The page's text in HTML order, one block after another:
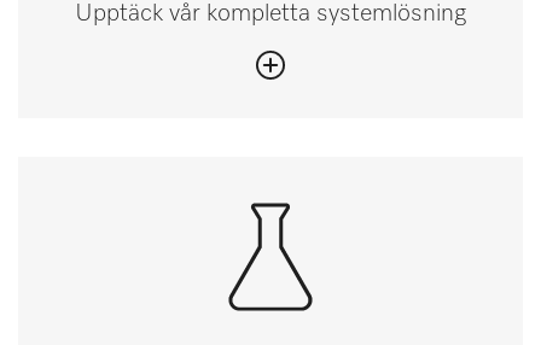
Upptäck vår kompletta systemlösning